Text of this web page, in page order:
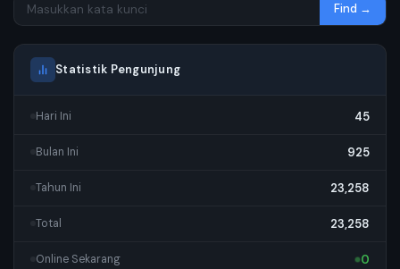
Find →
Statistik Pengunjung
Hari Ini 45
Bulan Ini 925
Tahun Ini 23,258
Total 23,258
Online Sekarang 0